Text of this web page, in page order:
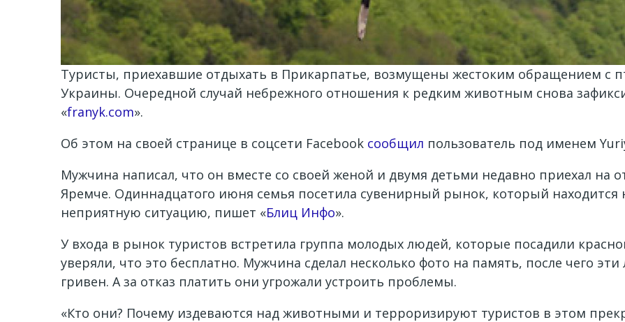
Туристы, приехавшие отдыхать в Прикарпатье, возмущены жестоким обращением с
Украины. Очередной случай небрежного отношения к редким животным снова
«franyk.com».
Об этом на своей странице в соцсети Facebook сообщил пользователь под именем
Мужчина написал, что он вместе со своей женой и двумя детьми недавно приехал на
Яремче. Одиннадцатого июня семья посетила сувенирный рынок, который находится
неприятную ситуацию, пишет «Блиц Инфо».
У входа в рынок туристов встретила группа молодых людей, которые посадили
уверяли, что это бесплатно. Мужчина сделал несколько фото на память, после чего
гривен. А за отказ платить они угрожали устроить проблемы.
«Кто они? Почему издеваются над животными и терроризируют туристов в этом